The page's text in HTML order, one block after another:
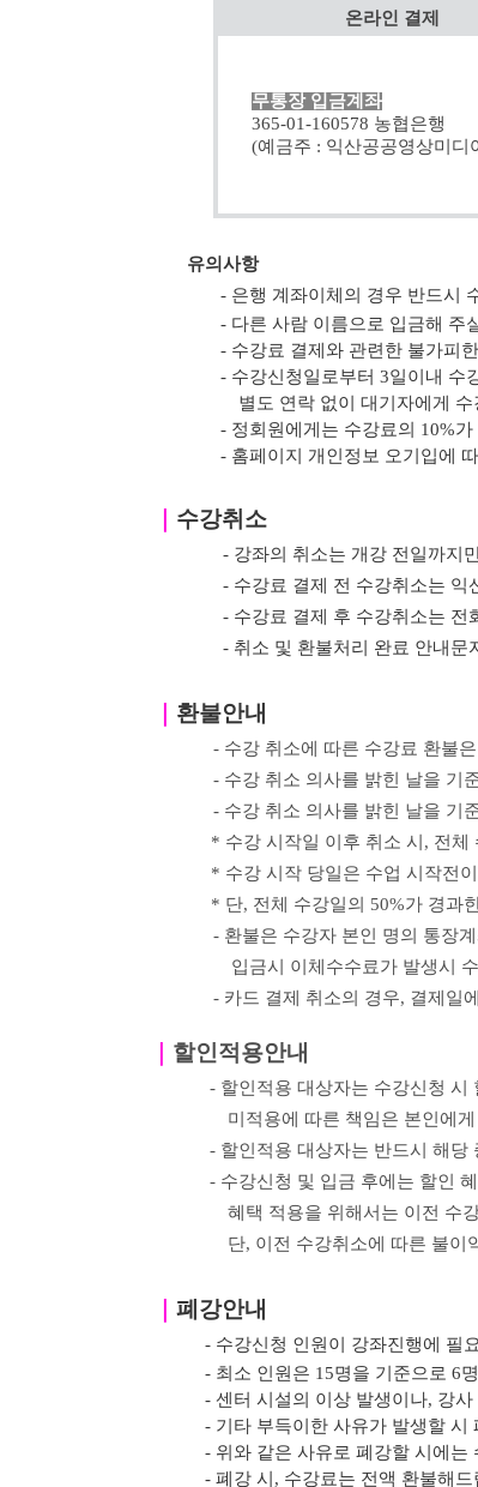
온라인 결제
무통장 입금계좌
365-01-160578 농협은행
(예금주 : 익산공공영상미디
유의사항
- 은행 계좌이체의 경우 반드시
- 다른 사람 이름으로 입금해 주
- 수강료 결제와 관련한 불가피
- 수강신청일로부터 3일이내 수
별도 연락 없이 대기자에게
- 정회원에게는 수강료의 10%
- 홈페이지 개인정보 오기입에
수강취소
- 강좌의 취소는 개강 전일까지
- 수강료 결제 전 수강취소는 익
- 수강료 결제 후 수강취소는 전
- 취소 및 환불처리 완료 안내문
환불안내
- 수강 취소에 따른 수강료 환불
- 수강 취소 의사를 밝힌
날을 기
- 수강 취소 의사를 밝힌 날을 기
* 수강 시작일 이후 취소 시 , 전체
* 수강 시작 당일은 수업 시작전
* 단, 전체 수강일의 50%가 경과
- 환불은 수강자 본인 명의 통장
입금시 이체수수료가 발생시
- 카드 결제 취소의 경우, 결제일
할인적용안내
- 할인적용 대상자는 수강신청 시
미적용에 따른 책임은 본인에
- 할인적용 대상자는 반드시 해당
- 수강신청 및 입금 후에는 할인
혜택 적용을 위해서는 이전 수
단, 이전 수강취소에 따른 불이
폐강안내
- 수강신청 인원이 강좌진행에 필
- 최소 인원은 15명을 기준으로 6
- 센터 시설의 이상 발생이나, 강
- 기타 부득이한 사유가 발생할 시
- 위와 같은 사유로 폐강할 시에는
- 폐강 시, 수강료는 전액 환불해